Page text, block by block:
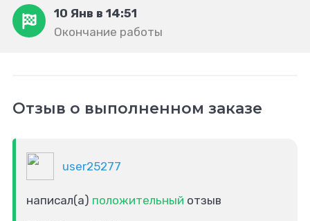
10 Янв в 14:51
Окончание работы
Отзыв о выполненном заказе
user25277
написал(а) положительный отзыв